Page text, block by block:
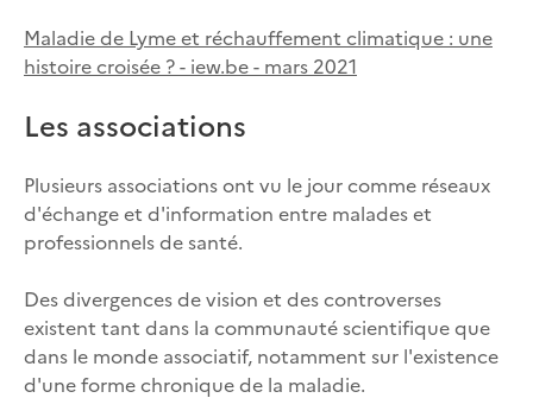
Maladie de Lyme et réchauffement climatique : une
histoire croisée ? - iew.be - mars 2021
Les associations
Plusieurs associations ont vu le jour comme réseaux
d'échange et d'information entre malades et
professionnels de santé.
Des divergences de vision et des controverses
existent tant dans la communauté scientifique que
dans le monde associatif, notamment sur l'existence
d'une forme chronique de la maladie.